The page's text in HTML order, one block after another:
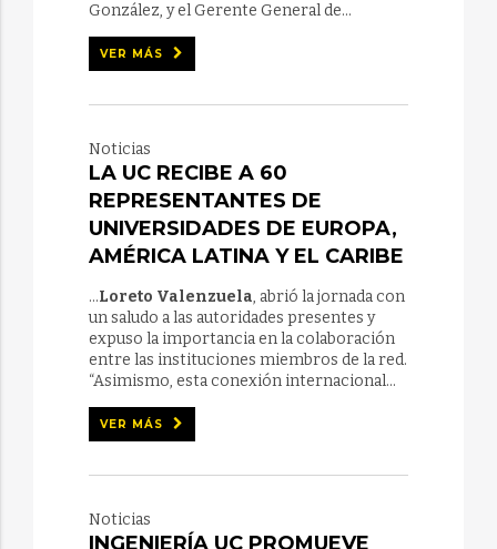
González, y el Gerente General de...
VER MÁS
Noticias
LA UC RECIBE A 60
REPRESENTANTES DE
UNIVERSIDADES DE EUROPA,
AMÉRICA LATINA Y EL CARIBE
...Loreto Valenzuela, abrió la jornada con
un saludo a las autoridades presentes y
expuso la importancia en la colaboración
entre las instituciones miembros de la red.
“Asimismo, esta conexión internacional...
VER MÁS
Noticias
INGENIERÍA UC PROMUEVE